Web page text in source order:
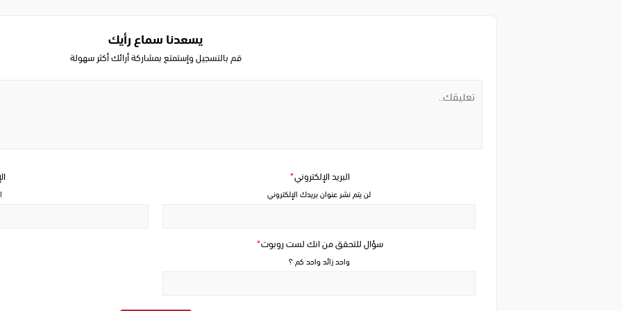
يسعدنا سماع رأيك
قم بالتسجيل وإستمتع بمشاركة أرائك أكثر سهولة
سؤال للتحقق من انك لست روبوت*
واحد زائد واحد كم ؟
البريد الإلكتروني*
لن يتم نشر عنوان بريدك الإلكتروني